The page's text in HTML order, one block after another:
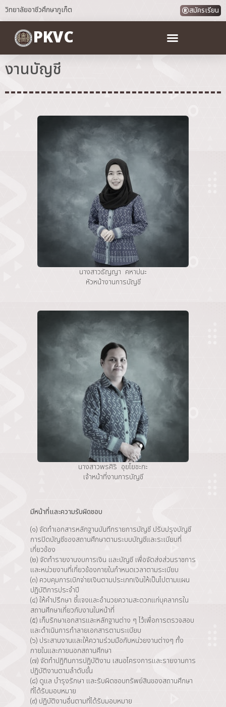
วิทยาลัยอาชีวศึกษาภูเก็ต สมัครเรียน
PKVC
งานบัญชี
นางสาวธัญญา คหาปนะ
หัวหน้างานการบัญชี
นางสาวพรศิริ อุยโยชะกะ
เจ้าหน้าที่งานการบัญชี
มีหน้าที่และความรับผิดชอบ
(๑) จัดทำเอกสารหลักฐานบันทึกรายการบัญชี ปรับปรุงบัญชี
การปิดบัญชีของสถานศึกษาตามระบบบัญชีและระเบียบที่
เกี่ยวข้อง
(๒) จัดทำรายงานงบการเงิน และบัญชี เพื่อจัดส่งส่วนราชการ
และหน่วยงานที่เกี่ยวข้องภายในกำหนดเวลาตามระเบียบ
(๓) ควบคุมการเบิกจ่ายเงินตามประเภทเงินให้เป็นไปตามแผน
ปฏิบัติการประจำปี
(๔) ให้คำปรึกษา ชี้แจงและอำนวยความสะดวกแก่บุคลากรใน
สถานศึกษาเกี่ยวกับงานในหน้าที่
(๕) เก็บรักษาเอกสารและหลักฐานต่าง ๆ ไว้เพื่อการตรวจสอบ
และดำเนินการทำลายเอกสารตามระเบียบ
(๖) ประสานงานและให้ความร่วมมือกับหน่วยงานต่างๆ ทั้ง
ภายในและภายนอกสถานศึกษา
(๗) จัดทำปฏิทินการปฏิบัติงาน เสนอโครงการและรายงานการ
ปฏิบัติงานตามลำดับขั้น
(๘) ดูแล บำรุงรักษา และรับผิดชอบทรัพย์สินของสถานศึกษา
ที่ได้รับมอบหมาย
(๙) ปฏิบัติงานอื่นตามที่ได้รับมอบหมาย